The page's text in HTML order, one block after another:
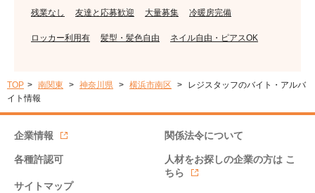
残業なし 友達と応募歓迎 大量募集 冷暖房完備
ロッカー利用有 髪型・髪色自由 ネイル自由・ピアスOK
TOP 南関東 神奈川県 横浜市南区
レジスタッフのバイト・アルバ
イト情報
企業情報 関係法令について
各種許認可 人材をお探しの企業の方は こ
ちら
サイトマップ